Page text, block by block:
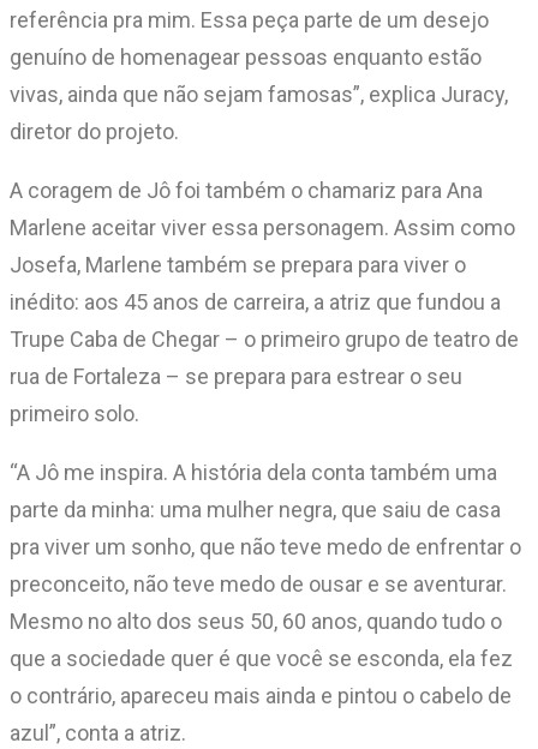
referência pra mim. Essa peça parte de um desejo
genuíno de homenagear pessoas enquanto estão
vivas, ainda que não sejam famosas”, explica Juracy,
diretor do projeto.
A coragem de Jô foi também o chamariz para Ana
Marlene aceitar viver essa personagem. Assim como
Josefa, Marlene também se prepara para viver o
inédito: aos 45 anos de carreira, a atriz que fundou a
Trupe Caba de Chegar – o primeiro grupo de teatro de
rua de Fortaleza – se prepara para estrear o seu
primeiro solo.
“A Jô me inspira. A história dela conta também uma
parte da minha: uma mulher negra, que saiu de casa
pra viver um sonho, que não teve medo de enfrentar o
preconceito, não teve medo de ousar e se aventurar.
Mesmo no alto dos seus 50, 60 anos, quando tudo o
que a sociedade quer é que você se esconda, ela fez
o contrário, apareceu mais ainda e pintou o cabelo de
azul”, conta a atriz.